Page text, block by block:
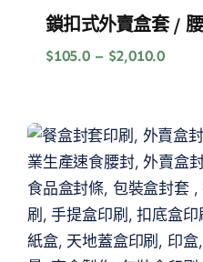
鎖扣式外賣盒套 /
$105.0 – $2,010.0價
到